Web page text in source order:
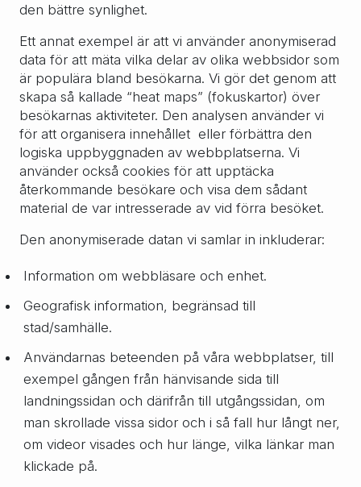
den bättre synlighet.
Ett annat exempel är att vi använder anonymiserad
data för att mäta vilka delar av olika webbsidor som
är populära bland besökarna. Vi gör det genom att
skapa så kallade “heat maps” (fokuskartor) över
besökarnas aktiviteter. Den analysen använder vi
för att organisera innehållet eller förbättra den
logiska uppbyggnaden av webbplatserna. Vi
använder också cookies för att upptäcka
återkommande besökare och visa dem sådant
material de var intresserade av vid förra besöket.
Den anonymiserade datan vi samlar in inkluderar:
Information om webbläsare och enhet.
Geografisk information, begränsad till
stad/samhälle.
Användarnas beteenden på våra webbplatser, till
exempel gången från hänvisande sida till
landningssidan och därifrån till utgångssidan, om
man skrollade vissa sidor och i så fall hur långt ner,
om videor visades och hur länge, vilka länkar man
klickade på.